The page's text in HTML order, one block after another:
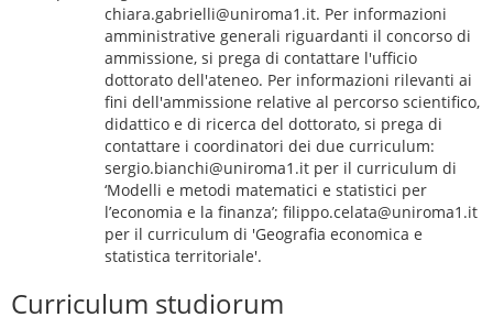
chiara.gabrielli@uniroma1.it. Per informazioni
amministrative generali riguardanti il concorso di
ammissione, si prega di contattare l'ufficio
dottorato dell'ateneo. Per informazioni rilevanti ai
fini dell'ammissione relative al percorso scientifico,
didattico e di ricerca del dottorato, si prega di
contattare i coordinatori dei due curriculum:
sergio.bianchi@uniroma1.it per il curriculum di
‘Modelli e metodi matematici e statistici per
l’economia e la finanza’; filippo.celata@uniroma1.it
per il curriculum di 'Geografia economica e
statistica territoriale'.
Curriculum studiorum